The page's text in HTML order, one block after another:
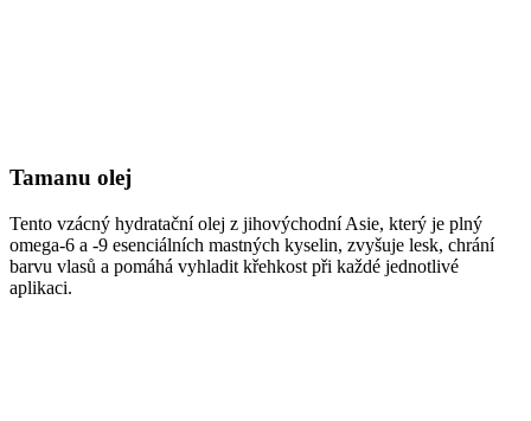
Tamanu olej
Tento vzácný hydratační olej z jihovýchodní Asie, který je plný
omega-6 a -9 esenciálních mastných kyselin, zvyšuje lesk, chrání
barvu vlasů a pomáhá vyhladit křehkost při každé jednotlivé
aplikaci.